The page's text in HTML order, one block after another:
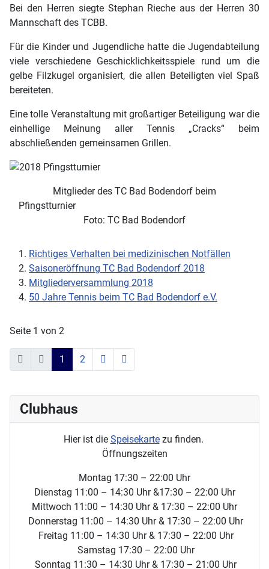
Bei den Herren siegte Stephan Rieche aus der Herren 30
Mannschaft des TCBB.
Für die Kinder und Jugendliche hatte die Jugendabteilung
viele verschiedene Geschicklichkeitsspiele rund um die
gelbe Filzkugel organisiert, die allen Beteiligten viel Spaß
bereiteten.
Eine tolle Veranstaltung mit großartiger Beteiligung war die
einhellige Meinung aller Tennis „Cracks“ beim
abschließenden gemeinsamen Grillen.
Mitglieder des TC Bad Bodendorf beim
Pfingstturnier
Foto: TC Bad Bodendorf
Richtiges Verhalten bei medizinischen Notfällen
Saisoneröffnung TC Bad Bodendorf 2018
Mitgliederversammlung 2018
50 Jahre Tennis beim TC Bad Bodendorf e.V.
Seite 1 von 2
1 2
Clubhaus
Hier ist die Speisekartezu finden.
Öffnungszeiten
Montag 17:30 – 22:00 Uhr
Dienstag 11:00 – 14:30 Uhr &17:30 – 22:00 Uhr
Mittwoch 11:00 – 14:30 Uhr & 17:30 – 22:00 Uhr
Donnerstag 11:00 – 14:30 Uhr & 17:30 – 22:00 Uhr
Freitag 11:00 – 14:30 Uhr & 17:30 – 22:00 Uhr
Samstag 17:30 – 22:00 Uhr
Sonntag 11:30 – 14:30 Uhr & 17:30 – 21:00 Uhr